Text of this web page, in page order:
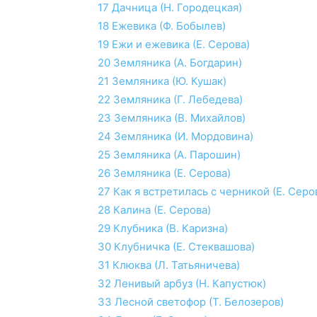
17 Дачница (Н. Городецкая)
18 Ежевика (Ф. Бобылев)
19 Ежи и ежевика (Е. Серова)
20 Земляника (А. Богдарин)
21 Земляника (Ю. Кушак)
22 Земляника (Г. Лебедева)
23 Земляника (В. Михайлов)
24 Земляника (И. Мордовина)
25 Земляника (А. Парошин)
26 Земляника (Е. Серова)
27 Как я встретилась с черникой (Е.
28 Калина (Е. Серова)
29 Клубника (В. Каризна)
30 Клубничка (Е. Стеквашова)
31 Клюква (Л. Татьяничева)
32 Ленивый арбуз (Н. Капустюк)
33 Лесной светофор (Т. Белозеров)